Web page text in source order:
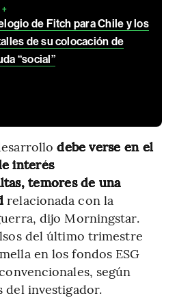
+
de Fitch para Chile y los
de su colocación de
“social”
debe verse en el
interés
temores de una
relacionada con la
dijo Morningstar.
del último trimestre
en los fondos ESG
según
del investigador.